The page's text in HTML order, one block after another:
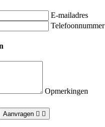
E-mailadres
Telefoonnummer
Opmerkingen
Aanvragen